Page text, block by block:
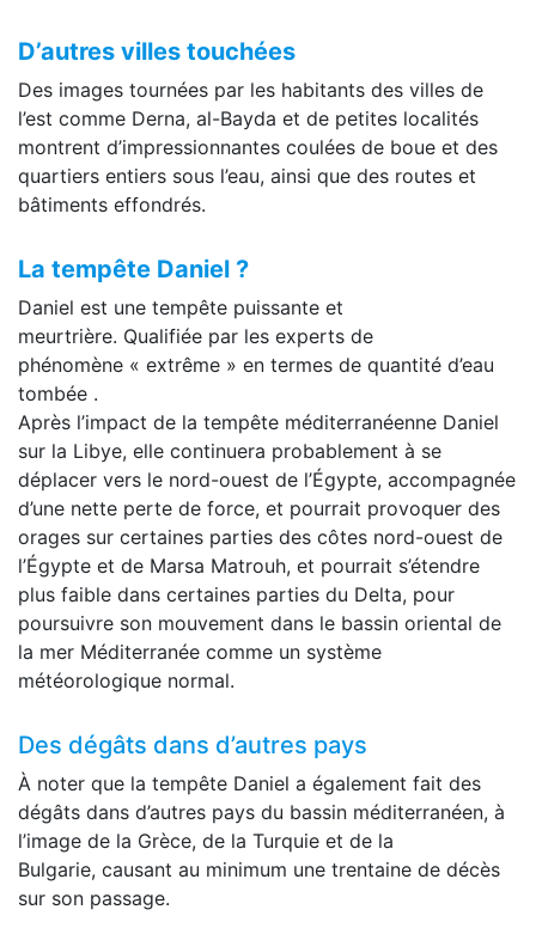
D’autres villes touchées
Des images tournées par les habitants des villes de
l’est comme Derna, al-Bayda et de petites localités
montrent d’impressionnantes coulées de boue et des
quartiers entiers sous l’eau, ainsi que des routes et
bâtiments effondrés.
La tempête Daniel ?
Daniel est une tempête puissante et
meurtrière. Qualifiée par les experts de
phénomène « extrême » en termes de quantité d’eau
tombée .
Après l’impact de la tempête méditerranéenne Daniel
sur la Libye, elle continuera probablement à se
déplacer vers le nord-ouest de l’Égypte, accompagnée
d’une nette perte de force, et pourrait provoquer des
orages sur certaines parties des côtes nord-ouest de
l’Égypte et de Marsa Matrouh, et pourrait s’étendre
plus faible dans certaines parties du Delta, pour
poursuivre son mouvement dans le bassin oriental de
la mer Méditerranée comme un système
météorologique normal.
Des dégâts dans d’autres pays
À noter que la tempête Daniel a également fait des
dégâts dans d’autres pays du bassin méditerranéen, à
l’image de la Grèce, de la Turquie et de la
Bulgarie, causant au minimum une trentaine de décès
sur son passage.